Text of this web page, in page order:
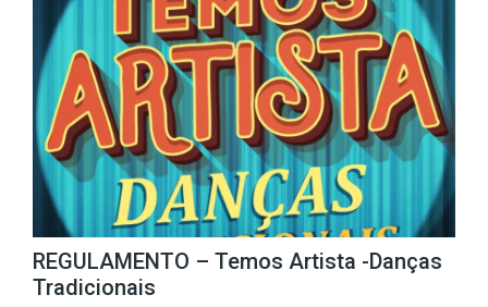
REGULAMENTO – Temos Artista -Danças
Tradicionais